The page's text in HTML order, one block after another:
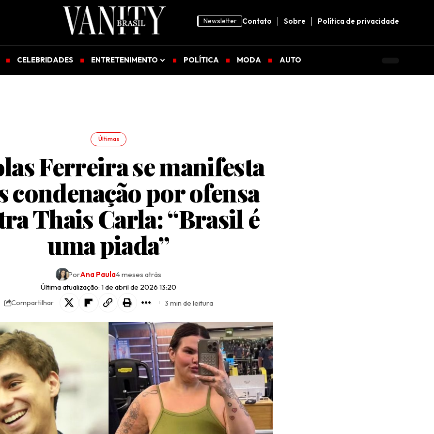
Newsletter Contato Sobre Política de privacidade
CELEBRIDADES ENTRETENIMENTO POLÍTICA MODA AUTO
Últimas
Ferreira se manifesta
condenação por ofensa
Thais Carla: “Brasil é
uma piada”
Última atualização: 1 de abril de 2026 13:20
PorAna Paula4 meses atrás
Compartilhar 3 min de leitura